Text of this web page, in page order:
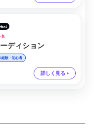
名
ディション
経験・初心者
詳しく見る >